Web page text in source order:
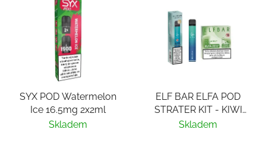
SYX POD Watermelon
Ice 16.5mg 2x2ml
Skladem
ELF BAR ELFA POD
STRATER KIT - KIWI
PASSION FRUIT GUAVA
Skladem